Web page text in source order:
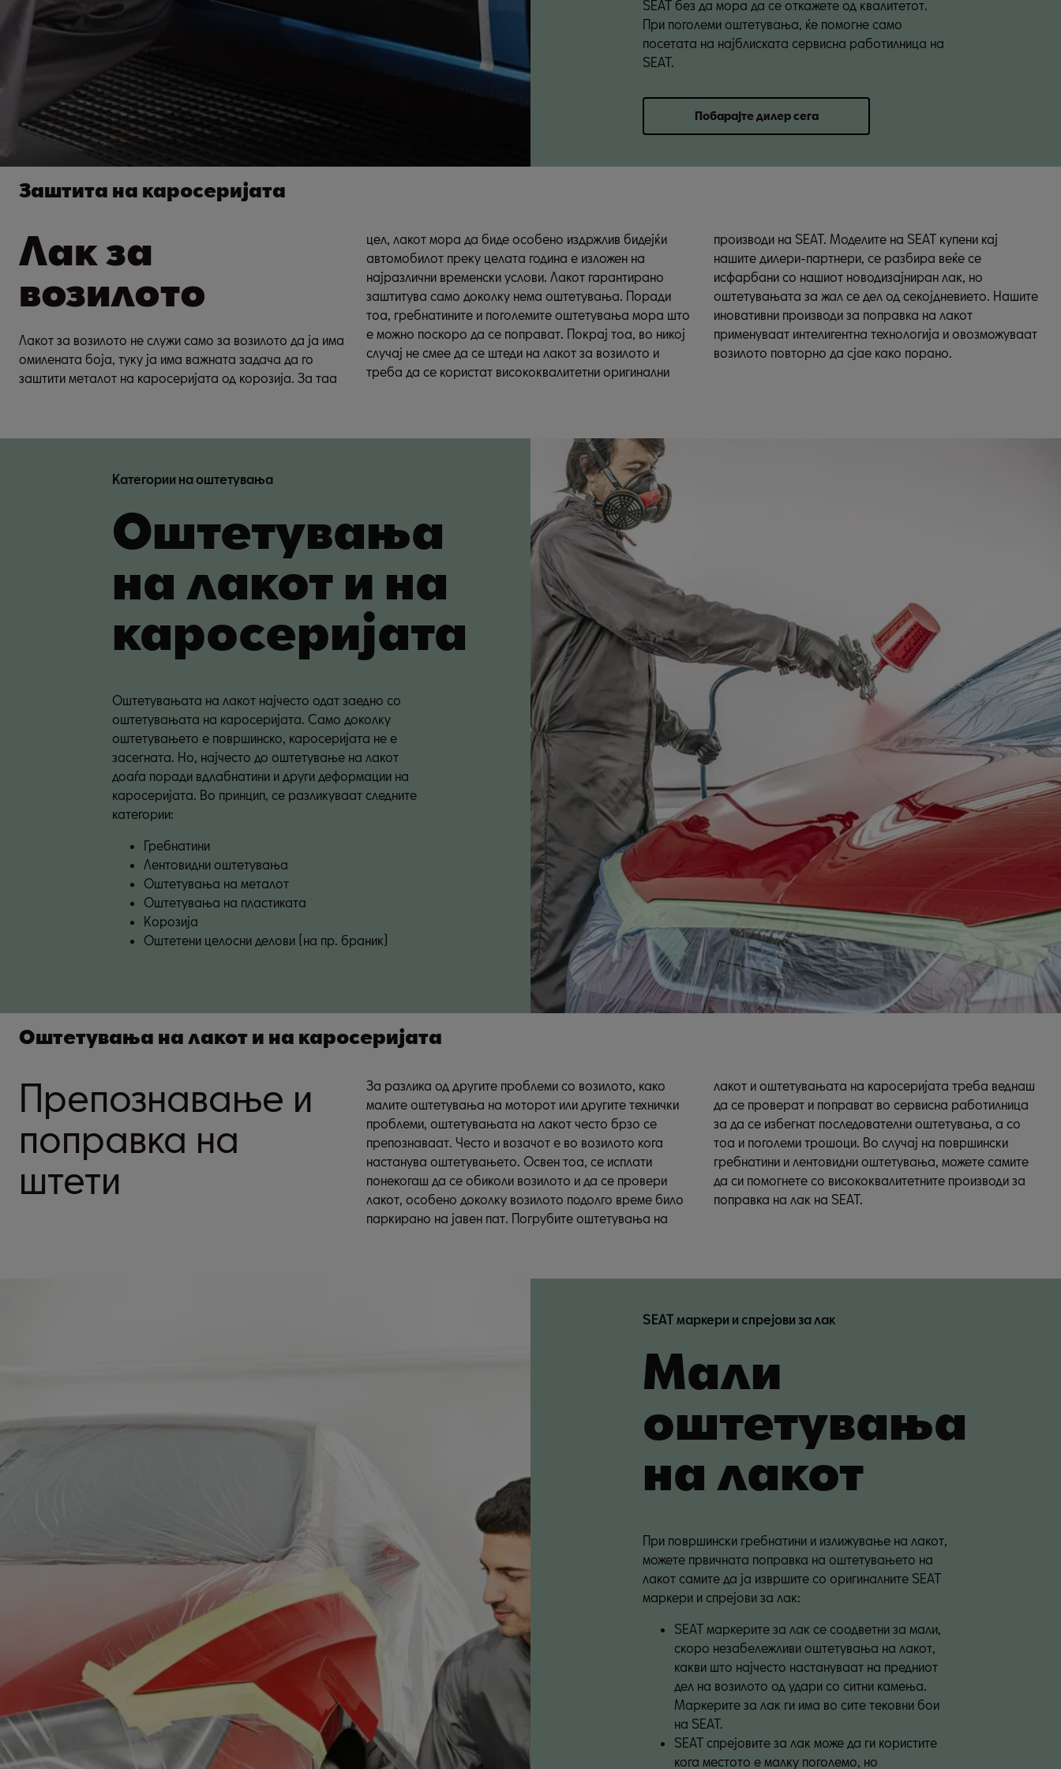
SEAT без да мора да се откажете од квалитетот.
При поголеми оштетувања, ќе помогне само
посетата на најблиската сервисна работилница на
SEAT.
Побарајте дилер сега
Заштита на каросеријата
Лак за
возилото
Лакот за возилото не служи само за возилото да ја има
омилената боја, туку ја има важната задача да го
заштити металот на каросеријата од корозија. За таа
цел, лакот мора да биде особено издржлив бидејќи
автомобилот преку целата година е изложен на
најразлични временски услови. Лакот гарантирано
заштитува само доколку нема оштетувања. Поради
тоа, гребнатините и поголемите оштетувања мора што
е можно поскоро да се поправат. Покрај тоа, во никој
случај не смее да се штеди на лакот за возилото и
треба да се користат висококвалитетни оригинални
производи на SEAT. Моделите на SEAT купени кај
нашите дилери-партнери, се разбира веќе се
исфарбани со нашиот новодизајниран лак, но
оштетувањата за жал се дел од секојдневието. Нашите
иновативни производи за поправка на лакот
применуваат интелигентна технологија и овозможуваат
возилото повторно да сјае како порано.
Категории на оштетувања
Оштетувања
на лакот и на
каросеријата
Оштетувањата на лакот најчесто одат заедно со
оштетувањата на каросеријата. Само доколку
оштетувањето е површинско, каросеријата не е
засегната. Но, најчесто до оштетување на лакот
доаѓа поради вдлабнатини и други деформации на
каросеријата. Во принцип, се разликуваат следните
категории:
Гребнатини
Лентовидни оштетувања
Оштетувања на металот
Оштетувања на пластиката
Корозија
Оштетени целосни делови (на пр. браник)
Оштетувања на лакот и на каросеријата
Препознавање и
поправка на
штети
За разлика од другите проблеми со возилото, како
малите оштетувања на моторот или другите технички
проблеми, оштетувањата на лакот често брзо се
препознаваат. Често и возачот е во возилото кога
настанува оштетувањето. Освен тоа, се исплати
понекогаш да се обиколи возилото и да се провери
лакот, особено доколку возилото подолго време било
паркирано на јавен пат. Погрубите оштетувања на
лакот и оштетувањата на каросеријата треба веднаш
да се проверат и поправат во сервисна работилница
за да се избегнат последователни оштетувања, а со
тоа и поголеми трошоци. Во случај на површински
гребнатини и лентовидни оштетувања, можете самите
да си помогнете со висококвалитетните производи за
поправка на лак на SEAT.
SEAT маркери и спрејови за лак
Мали
оштетувања
на лакот
При површински гребнатини и излижување на лакот,
можете првичната поправка на оштетувањето на
лакот самите да ја извршите со оригиналните SEAT
маркери и спрејови за лак:
SEAT маркерите за лак се соодветни за мали,
скоро незабележливи оштетувања на лакот,
какви што најчесто настануваат на предниот
дел на возилото од удари со ситни камења.
Маркерите за лак ги има во сите тековни бои
на SEAT.
SEAT спрејовите за лак може да ги користите
кога местото е малку поголемо, но